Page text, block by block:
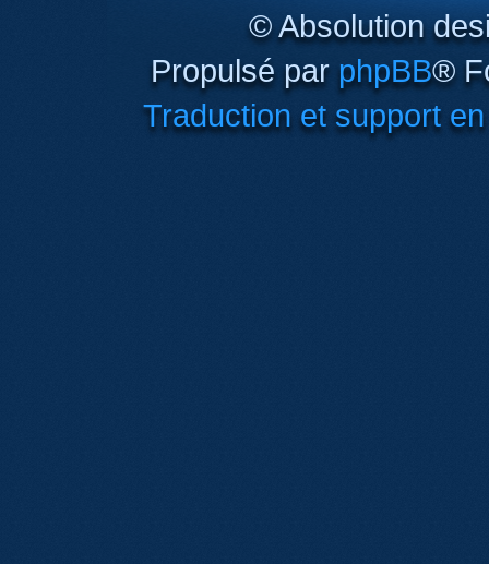
© Absolution
Propulsé par phpBB®
Traduction et support